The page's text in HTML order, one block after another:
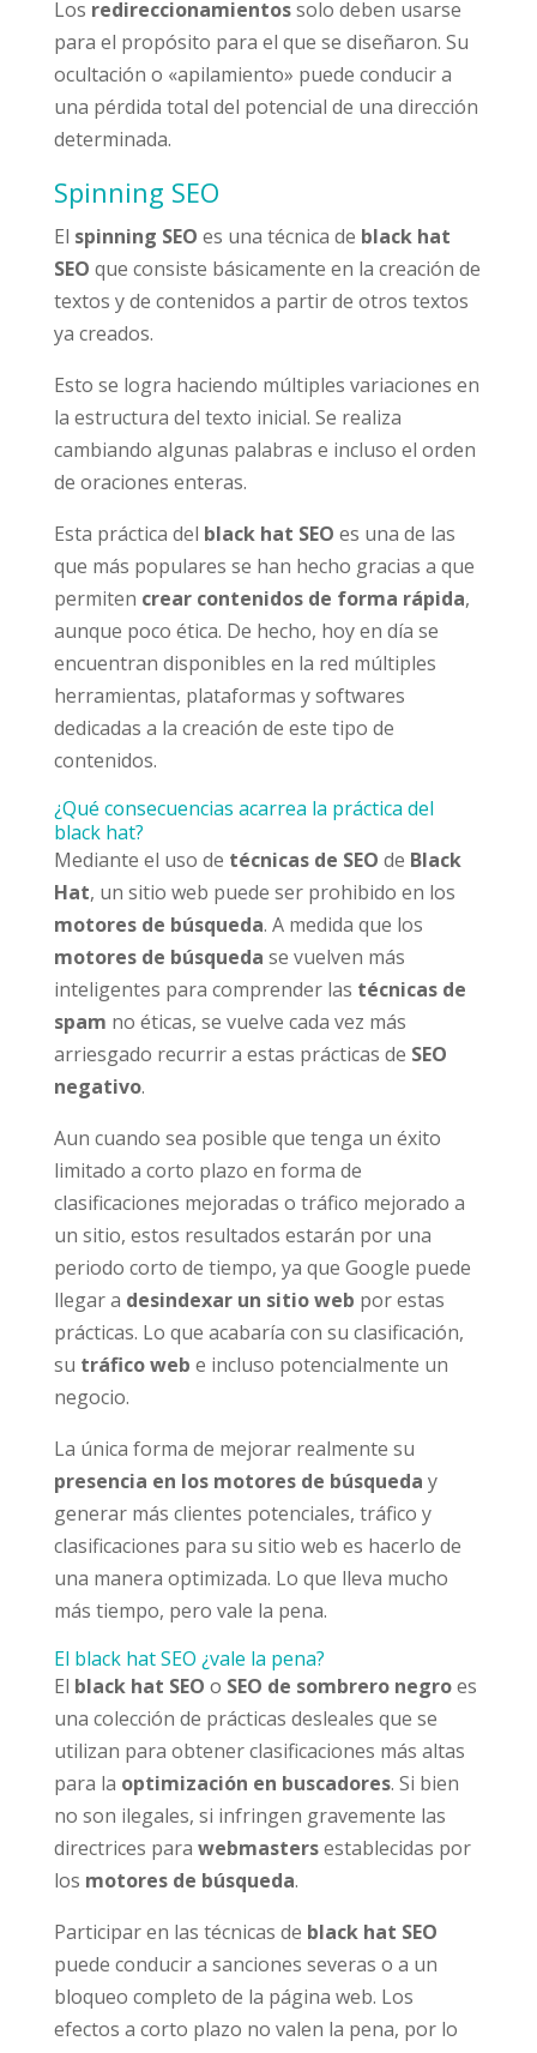
Los redireccionamientossolo deben usarse
para el propósito para el que se diseñaron. Su
ocultación o «apilamiento» puede conducir a
una pérdida total del potencial de una dirección
determinada.
Spinning SEO
El spinning SEO es una técnica de black hat
SEO que consiste básicamente en la creación de
textos y de contenidos a partir de otros textos
ya creados.
Esto se logra haciendo múltiples variaciones en
la estructura del texto inicial. Se realiza
cambiando algunas palabras e incluso el orden
de oraciones enteras.
Esta práctica del black hat SEO es una de las
que más populares se han hecho gracias a que
permiten crear contenidos de forma rápida,
aunque poco ética. De hecho, hoy en día se
encuentran disponibles en la red múltiples
herramientas, plataformas y softwares
dedicadas a la creación de este tipo de
contenidos.
¿Qué consecuencias acarrea la práctica del
black hat?
Mediante el uso de técnicas de SEO de Black
Hat, un sitio web puede ser prohibido en los
motores de búsqueda. A medida que los
motores de búsqueda se vuelven más
inteligentes para comprender las técnicas de
spam no éticas, se vuelve cada vez más
arriesgado recurrir a estas prácticas de SEO
negativo.
Aun cuando sea posible que tenga un éxito
limitado a corto plazo en forma de
clasificaciones mejoradas o tráfico mejorado a
un sitio, estos resultados estarán por una
periodo corto de tiempo, ya que Google puede
llegar a desindexar un sitio web por estas
prácticas. Lo que acabaría con su clasificación,
su tráfico web e incluso potencialmente un
negocio.
La única forma de mejorar realmente su
presencia en los motores de búsqueda y
generar más clientes potenciales, tráfico y
clasificaciones para su sitio web es hacerlo de
una manera optimizada. Lo que lleva mucho
más tiempo, pero vale la pena.
El black hat SEO ¿vale la pena?
El black hat SEO o SEO de sombrero negroes
una colección de prácticas desleales que se
utilizan para obtener clasificaciones más altas
para la optimización en buscadores. Si bien
no son ilegales, si infringen gravemente las
directrices para webmastersestablecidas por
los motores de búsqueda.
Participar en las técnicas de black hat SEO
puede conducir a sanciones severas o a un
bloqueo completo de la página web. Los
efectos a corto plazo no valen la pena, por lo